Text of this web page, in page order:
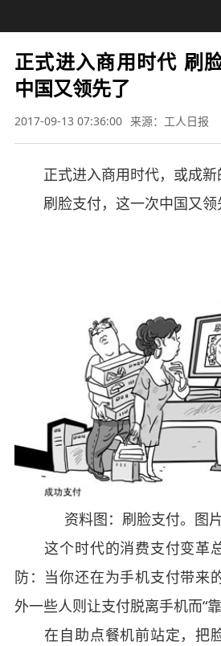
正式进入商用时代 刷
中国又领先了
2017-09-13 07:36:00 来源：工人日报
正式进入商用时代，或成新
刷脸支付，这一次中国又领
资料图：刷脸支付。图
这个时代的消费支付变革
防：当你还在为手机支付带来
外一些人则让支付脱离手机而“靠
在自助点餐机前站定，把